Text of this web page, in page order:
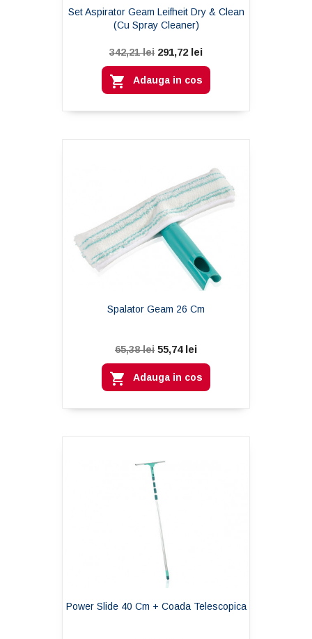
Set Aspirator Geam Leifheit Dry & Clean
(cu Spray Cleaner)
342,21 lei 291,72 lei
 Adauga in cos
Spalator Geam 26 Cm
65,38 lei 55,74 lei
 Adauga in cos
Power Slide 40 Cm + Coada Telescopica